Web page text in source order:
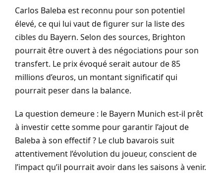
Carlos Baleba est reconnu pour son potentiel
élevé, ce qui lui vaut de figurer sur la liste des
cibles du Bayern. Selon des sources, Brighton
pourrait être ouvert à des négociations pour son
transfert. Le prix évoqué serait autour de 85
millions d’euros, un montant significatif qui
pourrait peser dans la balance.
La question demeure : le Bayern Munich est-il prêt
à investir cette somme pour garantir l’ajout de
Baleba à son effectif ? Le club bavarois suit
attentivement l’évolution du joueur, conscient de
l’impact qu’il pourrait avoir dans les saisons à venir.